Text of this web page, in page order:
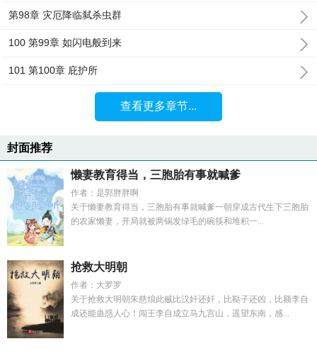
第98章 灾厄降临弑杀虫群
100 第99章 如闪电般到来
101 第100章 庇护所
查看更多章节...
封面推荐
懒妻教育得当，三胞胎有事就喊爹
作者：是郭胖胖啊
关于懒妻教育得当，三胞胎有事就喊爹一朝穿成古代生下三胞胎
的农家懒妻，开局就被两锅发绿毛的碗筷和堆积一...
抢救大明朝
作者：大罗罗
关于抢救大明朝朱慈烺此贼比汉奸还奸，比鞑子还凶，比额李自
成还能蛊惑人心！闯王李自成立马九宫山，遥望东南，感...